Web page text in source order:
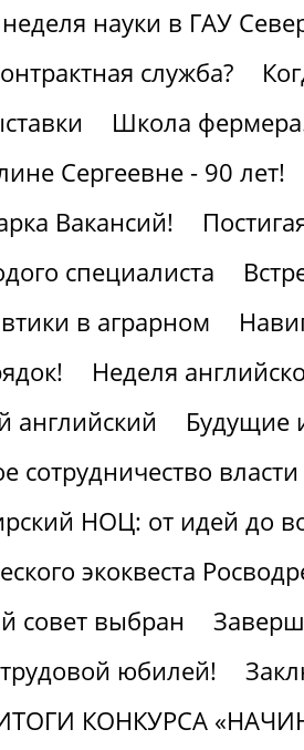
науки в ГАУ
служба?
Школа
Сергеевне - 90 лет!
Вакансий!
специалиста
в аграрном
Неделя
английский
Будущие
сотрудничество
НОЦ: от идей до
экоквеста
совет выбран
юбилей!
КОНКУРСА